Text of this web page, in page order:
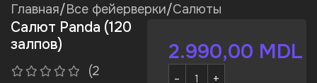
Главная/Все фейерверки/Салюты
Салют Panda (120
залпов)
(2
2.990,00 MDL